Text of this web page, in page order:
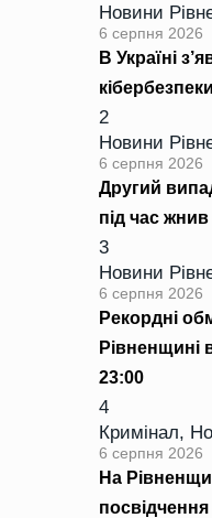
Новини
6 серпня 2026
В Україні
2
Новини
6 серпня 2026
Другий
під час
3
Новини
6 серпня 2026
Рекордні
Рівненщині
23:00
4
Кримінал,
6 серпня 2026
На
посвідчення